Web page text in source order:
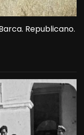
Republicano.